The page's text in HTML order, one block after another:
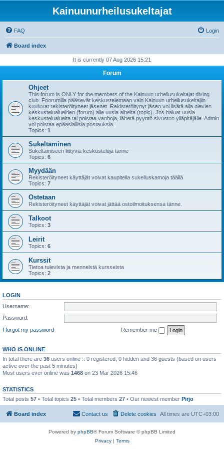
Kainuunurheilusukeltajat
FAQ Login
Board index
It is currently 07 Aug 2026 15:21
Forum
Ohjeet
This forum is ONLY for the members of the Kainuun urheilusukeltajat diving
club. Foorumilla pääsevät keskustelemaan vain Kainuun urheilusukeltajiin
kuuluvat rekisteröityneet jäsenet. Rekisteröitynyt jäsen voi lisätä alla olevien
keskustelualueiden (forum) alle uusia aiheita (topic). Jos haluat uusia
keskustelualueita tai poistaa vanhoja, lähetä pyyntö sivuston ylläpitäjälle. Admin
voi poistaa epäasiallisia postauksia.
Topics: 1
Sukeltaminen
Sukeltamiseen liittyviä keskusteluja tänne
Topics: 6
Myydään
Rekisteröityneet käyttäjät voivat kaupitella sukelluskamoja täällä
Topics: 7
Ostetaan
Rekisteröityneet käyttäjät voivat jättää ostoilmoituksensa tänne.
Talkoot
Topics: 3
Leirit
Topics: 6
Kurssit
Tietoa tulevista ja menneistä kursseista
Topics: 2
LOGIN
Username:
Password:
I forgot my password
Remember me
WHO IS ONLINE
In total there are 36 users online :: 0 registered, 0 hidden and 36 guests (based on users
active over the past 5 minutes)
Most users ever online was 1468 on 23 Mar 2026 15:46
STATISTICS
Total posts 57 • Total topics 25 • Total members 27 • Our newest member Pirjo
Board index All times are UTC+03:00
Delete cookies
Contact us
Powered by phpBB® Forum Software © phpBB Limited
Privacy| Terms